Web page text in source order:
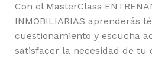
Con el MasterClass
INMOBILIARIAS aprenderás
cuestionamiento y escucha
satisfacer la necesidad de tu